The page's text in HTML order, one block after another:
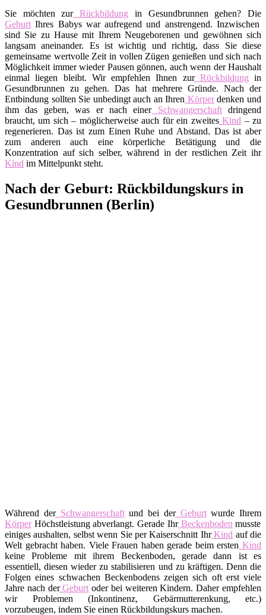
Sie möchten zurRückbildung in Gesundbrunnen gehen? Die
Geburt Ihres Babys war aufregend und anstrengend. Inzwischen
sind Sie zu Hause mit Ihrem Neugeborenen und gewöhnen sich
langsam aneinander. Es ist wichtig und richtig, dass Sie diese
gemeinsame wertvolle Zeit in vollen Zügen genießen und sich nach
Möglichkeit immer wieder Pausen gönnen, auch wenn der Haushalt
einmal liegen bleibt. Wir empfehlen Ihnen zurRückbildung in
Gesundbrunnen zu gehen. Das hat mehrere Gründe. Nach der
Entbindung sollten Sie unbedingt auch an Ihren Körperdenken und
ihm das geben, was er nach einerSchwangerschaftdringend
braucht, um sich – möglicherweise auch für ein zweitesKind – zu
regenerieren. Das ist zum Einen Ruhe und Abstand. Das ist aber
zum anderen auch eine körperliche Betätigung und die
Konzentration auf sich selber, während in der restlichen Zeit ihr
Kind im Mittelpunkt steht.
Nach der Geburt: Rückbildungskurs in
Gesundbrunnen (Berlin)
Während derSchwangerschaftund bei derGeburtwurde Ihrem
KörperHöchstleistung abverlangt. Gerade IhrBeckenboden musste
einiges aushalten, selbst wenn Sie per Kaiserschnitt IhrKind auf die
Welt gebracht haben. Viele Frauen haben gerade beim ersten Kind
keine Probleme mit ihrem Beckenboden, gerade dann ist es
essentiell, diesen wieder zu stabilisieren und zu kräftigen. Denn die
Folgen eines schwachen Beckenbodens zeigen sich oft erst viele
Jahre nach derGeburt oder bei weiteren Kindern. Daher empfehlen
wir Problemen (Inkontinenz, Gebärmutterenkung, etc.)
vorzubeugen, indem Sie einen Rückbildungskurs machen.